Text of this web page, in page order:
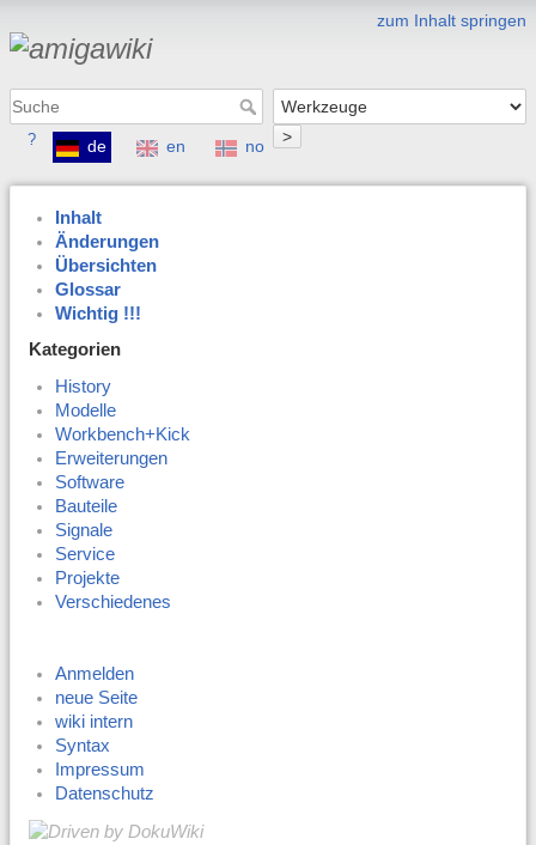
zum Inhalt springen
>
? de en no
Inhalt
Änderungen
Übersichten
Glossar
Wichtig !!!
Kategorien
History
Modelle
Workbench+Kick
Erweiterungen
Software
Bauteile
Signale
Service
Projekte
Verschiedenes
Anmelden
neue Seite
wiki intern
Syntax
Impressum
Datenschutz